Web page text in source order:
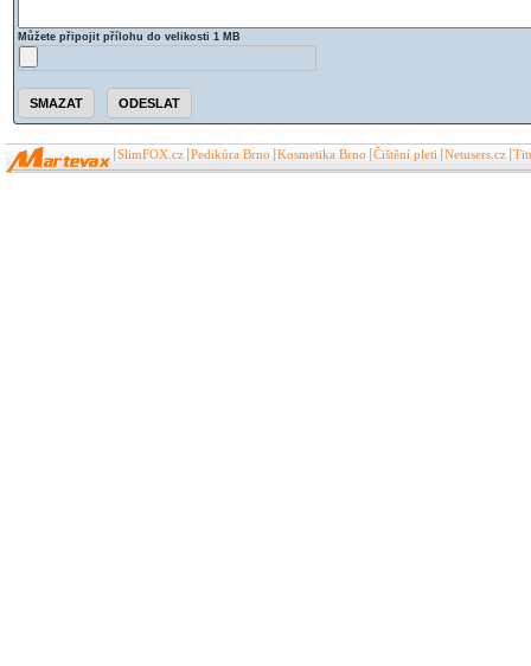
Můžete připojit přílohu do velikosti 1 MB
SlimFOX.cz Pedikúra Brno Kosmetika Brno Čištění pleti Netusers.cz